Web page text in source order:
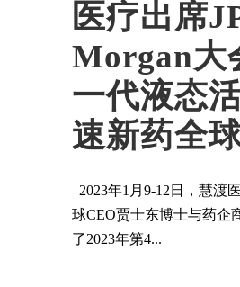
医疗出席
Morgan大
一代液态
速新药全
2023年1月9-12日，慧渡
球CEO贾士东博士与药企
了2023年第4...